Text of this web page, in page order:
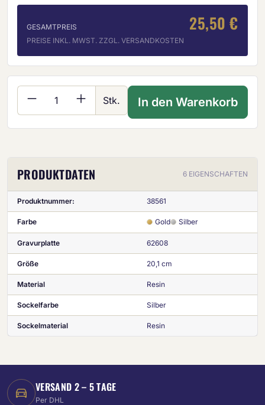
GESAMTPREIS 25,50 €
PREISE INKL. MWST. ZZGL. VERSANDKOSTEN
Produkt Anzahl: Gib den gewünschten
Stk. In den Warenkorb
PRODUKTDATEN 6 EIGENSCHAFTEN
Produktnummer: 38561
Farbe Gold Silber
Gravurplatte 62608
Größe 20,1 cm
Material Resin
Sockelfarbe Silber
Sockelmaterial Resin
VERSAND 2 – 5 TAGE
Per DHL